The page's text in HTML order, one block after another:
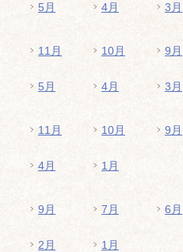
5月 4月 3月
11月 10月 9月
5月 4月 3月
11月 10月 9月
4月 1月
9月 7月 6月
2月 1月